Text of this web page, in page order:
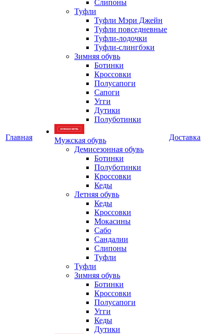
Главная
Слипоны
Туфли
Туфли Мэри Джейн
Туфли повседневные
Туфли-лодочки
Туфли-слингбэки
Зимняя обувь
Ботинки
Кроссовки
Полусапоги
Сапоги
Угги
Дутики
Полуботинки
Мужская обувь
Демисезонная обувь
Ботинки
Полуботинки
Кроссовки
Кеды
Летняя обувь
Кеды
Кроссовки
Мокасины
Сабо
Сандалии
Слипоны
Туфли
Туфли
Зимняя обувь
Ботинки
Кроссовки
Полусапоги
Угги
Кеды
Дутики
Доставка